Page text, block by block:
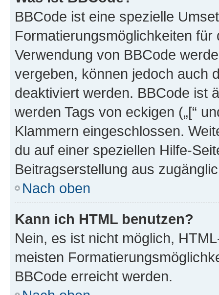
BBCode ist eine spezielle
Formatierungsmöglichkeiten
Verwendung von BBCode
vergeben, können jedoch auch
deaktiviert werden. BBCode ist
werden Tags von eckigen („[“
Klammern eingeschlossen.
du auf einer speziellen Hilfe-
Beitragserstellung aus
Nach oben
Kann ich HTML benutzen?
Nein, es ist nicht möglich,
meisten
BBCode erreicht werden.